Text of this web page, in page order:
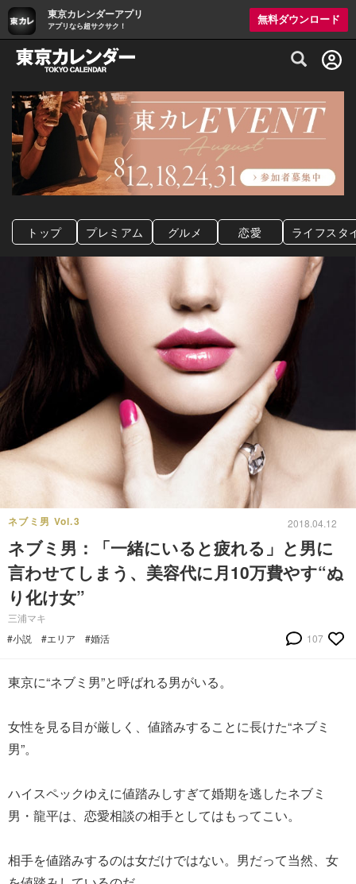
東京カレンダーアプリ
アプリなら超サクサク！
無料ダウンロード
グルメ情報・プレミアムレストラン予約
トップ プレミアム グルメ 恋愛 ライフスタ
ネブミ男 Vol.3 2018.04.12
ネブミ男：「一緒にいると疲れる」と男に
言わせてしまう、美容代に月10万費やす“ぬ
り化け女”
三浦マキ
#小説
#エリア #婚活 107
東京に“ネブミ男”と呼ばれる男がいる。
女性を見る目が厳しく、値踏みすることに長けた“ネブミ
男”。
ハイスペックゆえに値踏みしすぎて婚期を逃したネブミ
男・龍平は、恋愛相談の相手としてはもってこい。
相手を値踏みするのは女だけではない。男だって当然、女